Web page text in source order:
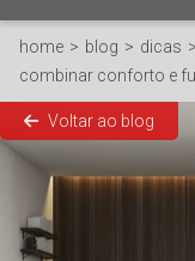
home blog dicas
combinar conforto e
Voltar ao blog